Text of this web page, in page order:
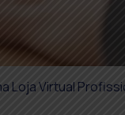
Loja Virtual